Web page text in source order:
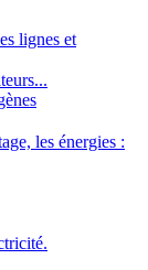
lignes et
les énergies :